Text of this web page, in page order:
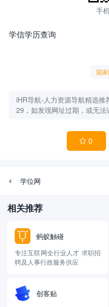
手
学信学历查询
国
iHR导航-人力资源导航精选推
29，如发现网址过期，或无法
 0
学位网
相关推荐
蚂蚁触碰
专注互联网全行业人才 求职招
聘及人事行政服务供应
创客贴